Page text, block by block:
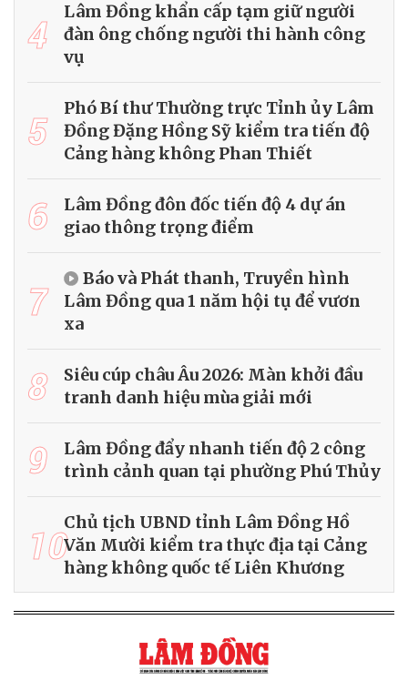
4
Lâm Đồng khẩn cấp tạm giữ người
đàn ông chống người thi hành công
vụ
5
Phó Bí thư Thường trực Tỉnh ủy Lâm
Đồng Đặng Hồng Sỹ kiểm tra tiến độ
Cảng hàng không Phan Thiết
6
Lâm Đồng đôn đốc tiến độ 4 dự án
giao thông trọng điểm
7
Báo và Phát thanh, Truyền hình
Lâm Đồng qua 1 năm hội tụ để vươn
xa
8
Siêu cúp châu Âu 2026: Màn khởi đầu
tranh danh hiệu mùa giải mới
9
Lâm Đồng đẩy nhanh tiến độ 2 công
trình cảnh quan tại phường Phú Thủy
10Chủ tịch UBND tỉnh Lâm Đồng Hồ
Văn Mười kiểm tra thực địa tại Cảng
hàng không quốc tế Liên Khương